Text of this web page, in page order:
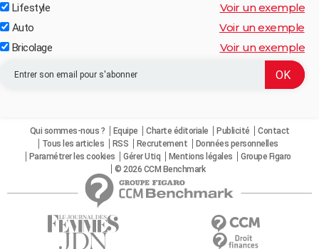
Lifestyle Voir un exemple
Auto Voir un exemple
Bricolage Voir un exemple
Qui sommes-nous ? Equipe Charte éditoriale Publicité
Contact
Tous les articles
RSS Recrutement
Données personnelles
Paramétrer les cookies
Gérer Utiq Mentions légales
Groupe Figaro
© 2026 CCM Benchmark